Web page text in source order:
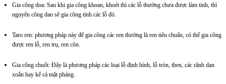
Gia công doa: Sau khi gia công khoan, khoét thì các lỗ thường chưa được làm tinh, thì
nguyên công dao sẽ gia công tinh các lỗ đó.
Taro ren: phương pháp này để gia công các ren thường là ren tiêu chuẩn, có thể gia công
được ren lỗ, ren trụ, ren côn.
Gia công chuốt: Đây là phương pháp các loại lỗ định hình, lỗ tròn, then, các rãnh dạn
xoắn hay kể cả mặt phảng.